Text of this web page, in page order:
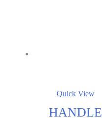
Quick View
HANDLE